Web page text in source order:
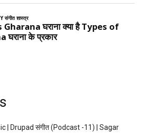
| Drupad संगीत (Podcast -11) | Sagar